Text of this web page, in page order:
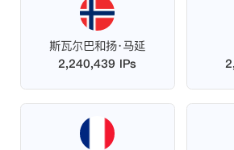
斯瓦尔巴和扬·马延
2,240,439 IPs